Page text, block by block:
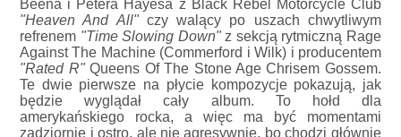
Beena i Petera Hayesa z Black Rebel Motorcycle Club
"Heaven And All"czy walący po uszach chwytliwym
refrenem "Time Slowing Down"z sekcją rytmiczną Rage
Against The Machine (Commerford i Wilk) i producentem
"Rated R"Queens Of The Stone Age Chrisem Gossem.
Te dwie pierwsze na płycie kompozycje pokazują, jak
będzie wyglądał cały album. To hołd dla
amerykańskiego rocka, a więc ma być momentami
zadziornie i ostro, ale nie agresywnie, bo chodzi głównie